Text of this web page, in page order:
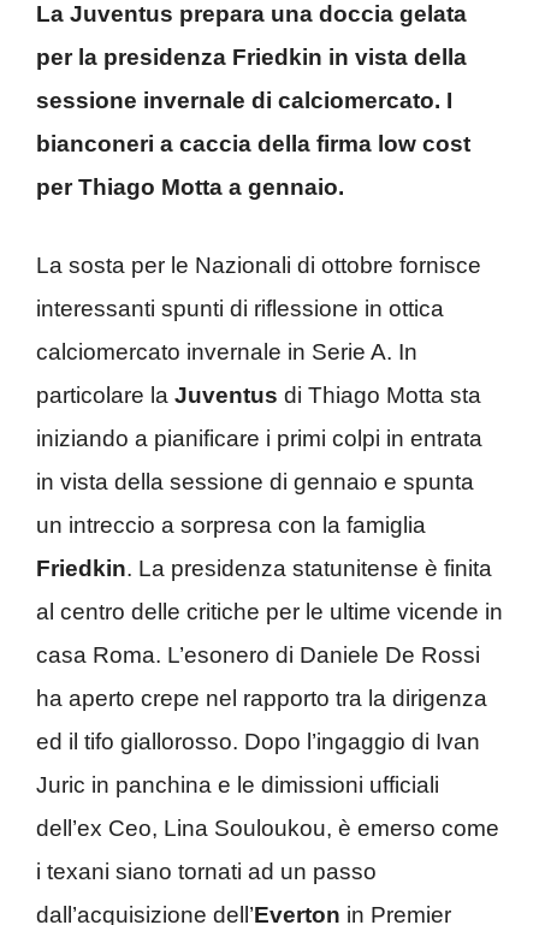
La Juventus prepara una doccia gelata
per la presidenza Friedkin in vista della
sessione invernale di calciomercato. I
bianconeri a caccia della firma low cost
per Thiago Motta a gennaio.
La sosta per le Nazionali di ottobre fornisce
interessanti spunti di riflessione in ottica
calciomercato invernale in Serie A. In
particolare la Juventus di Thiago Motta sta
iniziando a pianificare i primi colpi in entrata
in vista della sessione di gennaio e spunta
un intreccio a sorpresa con la famiglia
Friedkin. La presidenza statunitense è finita
al centro delle critiche per le ultime vicende in
casa Roma. L’esonero di Daniele De Rossi
ha aperto crepe nel rapporto tra la dirigenza
ed il tifo giallorosso. Dopo l’ingaggio di Ivan
Juric in panchina e le dimissioni ufficiali
dell’ex Ceo, Lina Souloukou, è emerso come
i texani siano tornati ad un passo
dall’acquisizione dell’Everton in Premier